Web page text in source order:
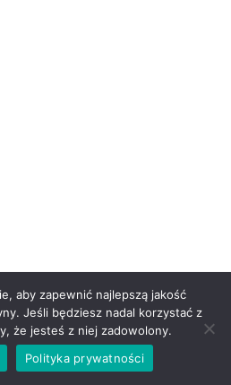
aby zapewnić najlepszą jakość
Jeśli będziesz nadal korzystać z
że jesteś z niej zadowolony.
Polityka prywatności